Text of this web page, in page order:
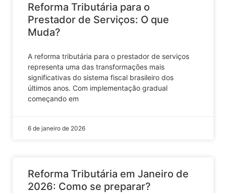
Reforma Tributária para o
Prestador de Serviços: O que
Muda?
A reforma tributária para o prestador de serviços
representa uma das transformações mais
significativas do sistema fiscal brasileiro dos
últimos anos. Com implementação gradual
começando em
6 de janeiro de 2026
Reforma Tributária em Janeiro de
2026: Como se preparar?